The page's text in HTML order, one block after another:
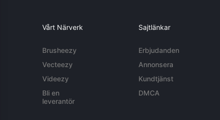
Vårt Närverk
Brusheezy
Vecteezy
Videezy
Bli en
leverantör
Sajtlänkar
Erbjudanden
Annonsera
Kundtjänst
DMCA